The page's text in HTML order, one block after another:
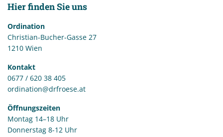
Hier finden Sie uns
Ordination
Christian-Bucher-Gasse 27
1210 Wien
Kontakt
0677 / 620 38 405
ordination@drfroese.at
Öffnungszeiten
Montag 14–18 Uhr
Donnerstag 8-12 Uhr